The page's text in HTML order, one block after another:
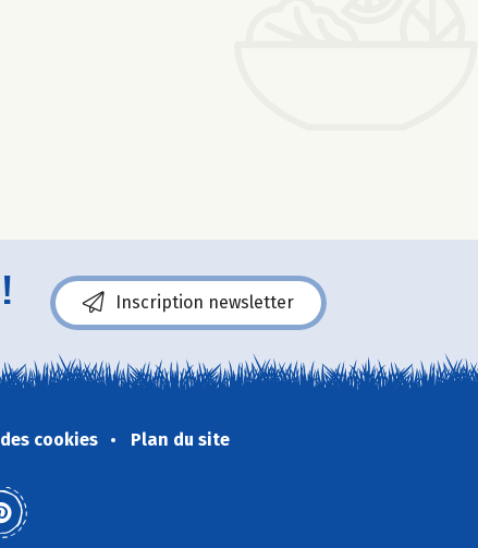
Inscription newsletter
cookies Plan du site